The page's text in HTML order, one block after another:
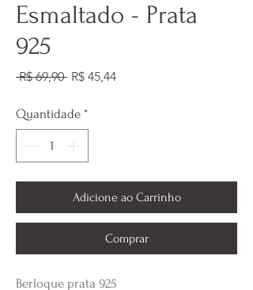
Esmaltado - Prata
925
R$ 69,90 Preço
R$ 45,44Preço
Quantidade *
Adicione ao Carrinho
Comprar
Berloque prata 925